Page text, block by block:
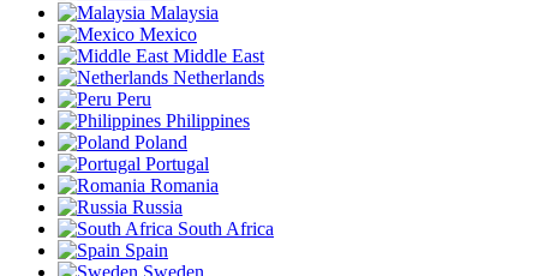
Malaysia
Mexico
Middle East
Netherlands
Peru
Philippines
Poland
Portugal
Romania
Russia
South Africa
Spain
Sweden